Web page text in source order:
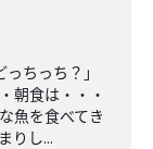
ちっち？」
朝食は・・・
魚を食べてき
りし...